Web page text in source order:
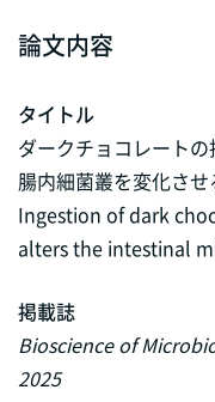
論文内容
タイトル
ダークチョコレートの
腸内細菌叢を変化させ
Ingestion of dark
alters the intestinal
掲載誌
Bioscience of
2025